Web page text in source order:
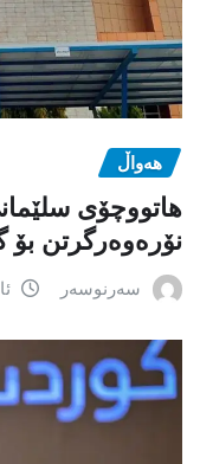
هەواڵ
هاتووچۆی
نۆرەوەرگرتن بۆ
سەرنوسەر